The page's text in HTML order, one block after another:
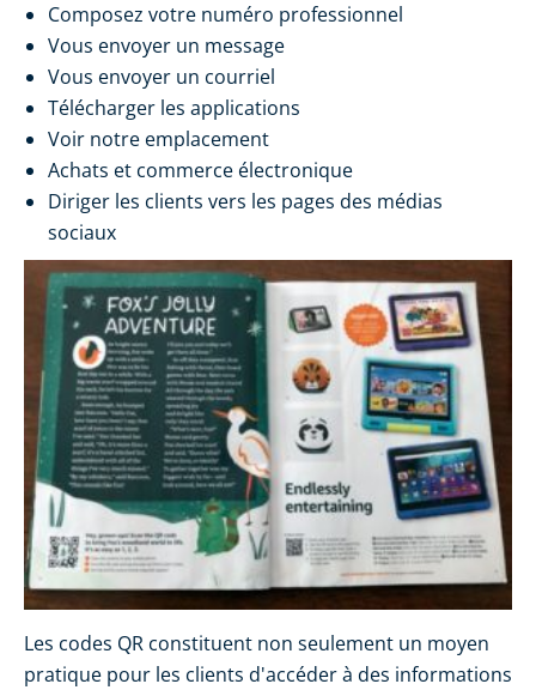
Composez votre numéro professionnel
Vous envoyer un message
Vous envoyer un courriel
Télécharger les applications
Voir notre emplacement
Achats et commerce électronique
Diriger les clients vers les pages des médias
sociaux
Les codes QR constituent non seulement un moyen
pratique pour les clients d'accéder à des informations